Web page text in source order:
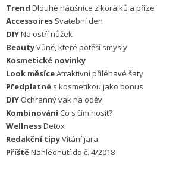
Trend Dlouhé náušnice z korálků a příze
Accessoires Svatební den
DIYNa ostří nůžek
BeautyVůně, které potěší smysly
Kosmetické novinky
Look měsíceAtraktivní přiléhavé šaty
Předplatné s kosmetikou jako bonus
DIY Ochranný vak na oděv
KombinováníCo s čím nosit?
WellnessDetox
Redakční tipyVítání jara
Příště Nahlédnutí do č. 4/2018